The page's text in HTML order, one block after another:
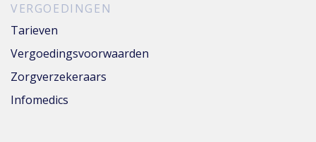
VERGOEDINGEN
Tarieven
Vergoedingsvoorwaarden
Zorgverzekeraars
Infomedics